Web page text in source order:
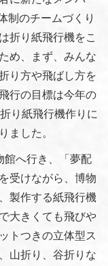
制のチームづくり
折り紙飛行機をこ
め、まず、みんな
り方や飛ばし方を
行の目標は今年の
り紙飛行機作りに
ました。
館へ行き、「夢配
受けながら、博物
製作する紙飛行機
大きくても飛びや
トつきの立体型ス
山折り、谷折りな